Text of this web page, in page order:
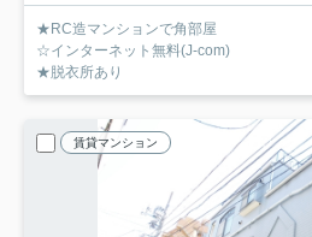
★RC造マンションで角部屋
☆インターネット無料(J-com)
★脱衣所あり
賃貸マンション